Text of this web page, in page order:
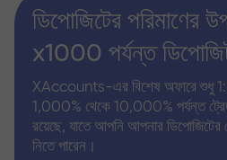
ডিপোজিটের পরিমাণের
x1000 পর্যন্ত
XAccounts-এর বিশেষ অফারে শুধু
1,000% থেকে 10,000% পর্যন্ত
রয়েছে, যাতে আপনি আপনার ডিপোজিটের
নিতে পারেন।